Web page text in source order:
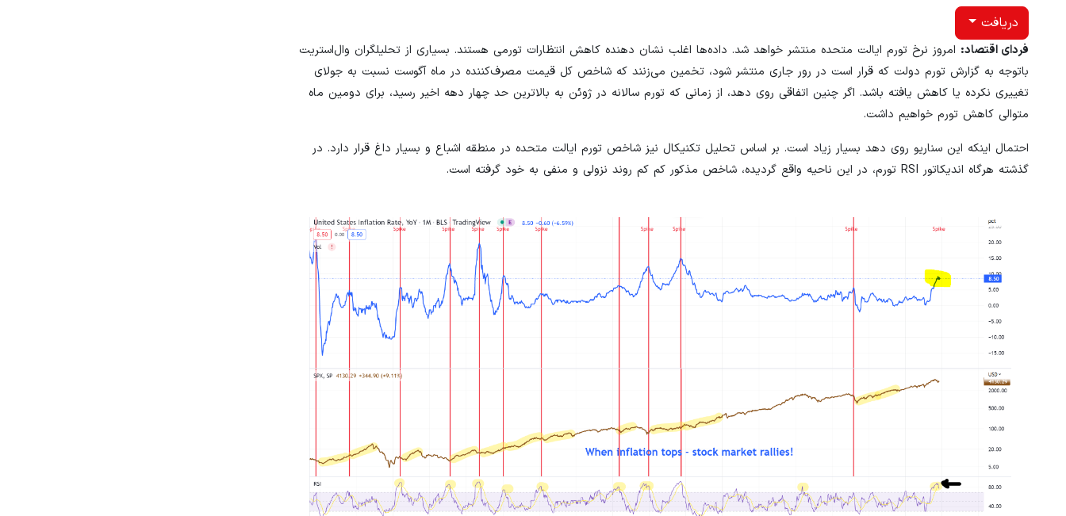
fullscreen
دریافت
فردای اقتصاد: امروز نرخ تورم ایالت متحده منتشر خواهد شد. داده‌ها اغلب نشان دهنده کاهش انتظارات تورمی هستند. بسیاری از تحلیلگران وال‌استریت
باتوجه‌ به گزارش تورم دولت که قرار است در رور جاری منتشر شود، تخمین می‌زنند که شاخص کل قیمت مصرف‌کننده در ماه آگوست نسبت به جولای
تغییری نکرده یا کاهش یافته باشد. اگر چنین اتفاقی روی دهد، از زمانی که تورم سالانه در ژوئن به بالاترین حد چهار دهه اخیر رسید، برای دومین ماه
متوالی کاهش تورم خواهیم داشت.
احتمال اینکه این سناریو روی دهد بسیار زیاد است. بر اساس تحلیل تکنیکال نیز شاخص تورم ایالت متحده در منطقه اشباع و بسیار داغ قرار دارد. در
گذشته هرگاه اندیکاتور RSI تورم، در این ناحیه واقع گردیده، شاخص مذکور کم کم روند نزولی و منفی به خود گرفته است.